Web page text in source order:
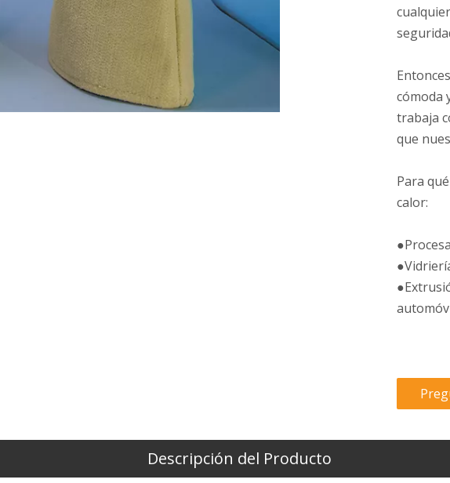
cómoda
trabaja
que
Para
calor:
Descripción del Producto